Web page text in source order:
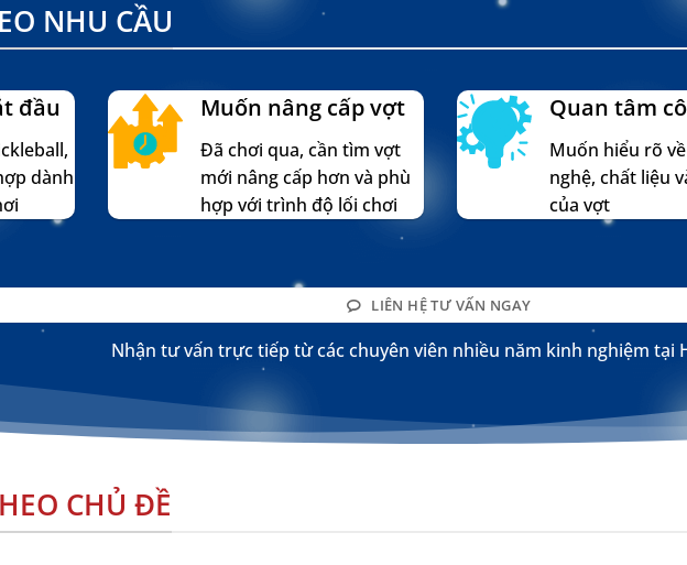
NHU CẦU
đầu
dành
Muốn nâng cấp vợt
Đã chơi qua, cần tìm vợt
mới nâng cấp hơn và phù
hợp với trình độ lối chơi
Quan tâm
Muốn hiểu rõ
nghệ, chất liệu
của vợt
LIÊN HỆ TƯ VẤN NGAY
Nhận tư vấn trực tiếp từ các chuyên viên nhiều năm kinh nghiệm tại
CHỦ ĐỀ